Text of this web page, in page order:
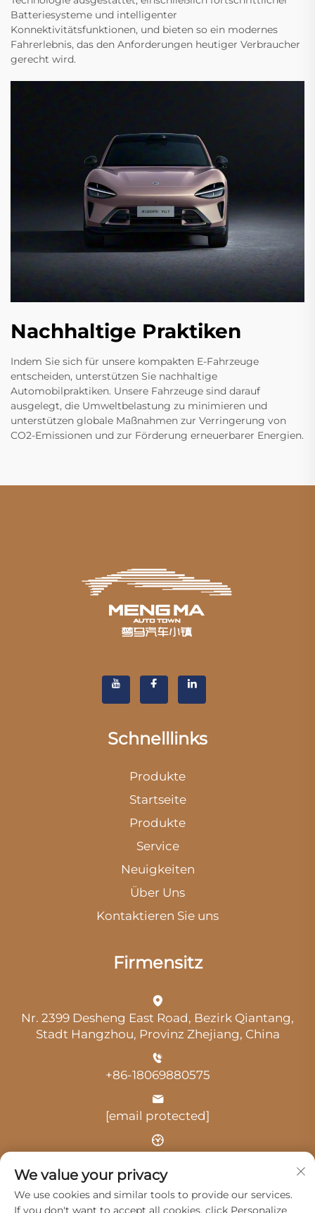
Batteriesysteme und intelligenter
Konnektivitätsfunktionen, und bieten so ein modernes
Fahrerlebnis, das den Anforderungen heutiger Verbraucher
gerecht wird.
Nachhaltige Praktiken
Indem Sie sich für unsere kompakten E-Fahrzeuge
entscheiden, unterstützen Sie nachhaltige
Automobilpraktiken. Unsere Fahrzeuge sind darauf
ausgelegt, die Umweltbelastung zu minimieren und
unterstützen globale Maßnahmen zur Verringerung von
CO2-Emissionen und zur Förderung erneuerbarer Energien.
Schnelllinks
Produkte
Startseite
Produkte
Service
Neuigkeiten
Über Uns
Kontaktieren Sie uns
Firmensitz
Nr. 2399 Desheng East Road, Bezirk Qiantang,
Stadt Hangzhou, Provinz Zhejiang, China
+86-18069880575
[email protected]
We value your privacy
We use cookies and similar tools to provide our services.
If you don't want to accept all cookies, click Personalize